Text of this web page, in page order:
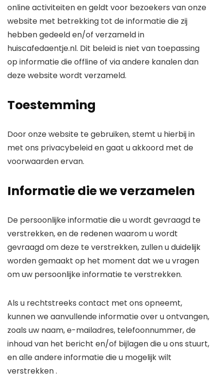
online activiteiten en geldt voor bezoekers van onze
website met betrekking tot de informatie die zij
hebben gedeeld en/of verzameld in
huiscafedaentje.nl. Dit beleid is niet van toepassing
op informatie die offline of via andere kanalen dan
deze website wordt verzameld.
Toestemming
Door onze website te gebruiken, stemt u hierbij in
met ons privacybeleid en gaat u akkoord met de
voorwaarden ervan.
Informatie die we verzamelen
De persoonlijke informatie die u wordt gevraagd te
verstrekken, en de redenen waarom u wordt
gevraagd om deze te verstrekken, zullen u duidelijk
worden gemaakt op het moment dat we u vragen
om uw persoonlijke informatie te verstrekken.
Als u rechtstreeks contact met ons opneemt,
kunnen we aanvullende informatie over u ontvangen,
zoals uw naam, e-mailadres, telefoonnummer, de
inhoud van het bericht en/of bijlagen die u ons stuurt,
en alle andere informatie die u mogelijk wilt
verstrekken .